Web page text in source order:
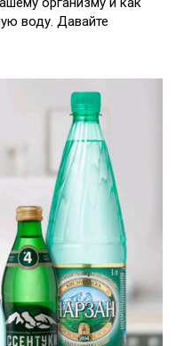
воду. Давайте